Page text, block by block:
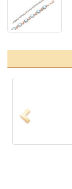
Previous